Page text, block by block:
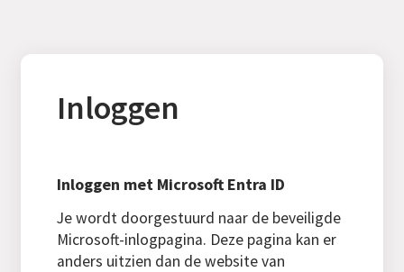
Inloggen
Inloggen met Microsoft Entra ID
Je wordt doorgestuurd naar de beveiligde
Microsoft-inlogpagina. Deze pagina kan er
anders uitzien dan de website van